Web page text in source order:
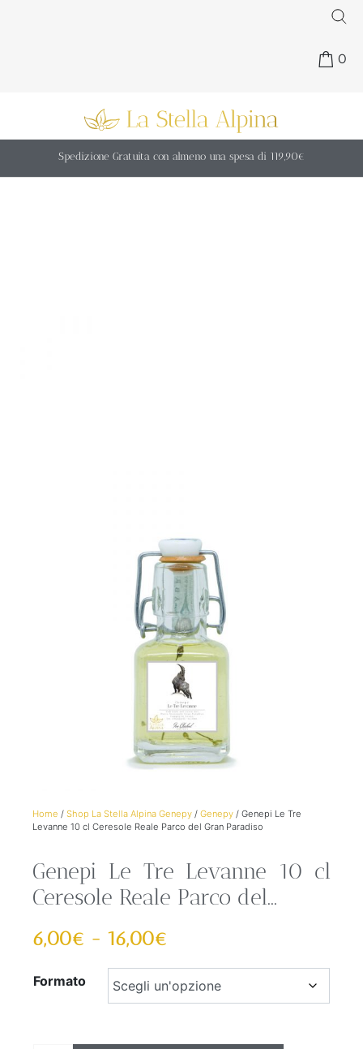
0
Spedizione Gratuita con almeno una spesa di 119,90€
Home / Shop La Stella Alpina Genepy / Genepy / Genepi Le Tre
Levanne 10 cl Ceresole Reale Parco del Gran Paradiso
Genepi Le Tre Levanne 10 cl
Ceresole Reale Parco del...
6,00€ - 16,00€
Formato